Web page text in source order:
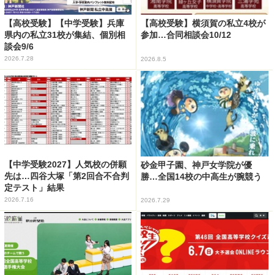
【高校受験】【中学受験】兵庫
県内の私立31校が集結、個別相
談会9/6
2026.7.28
【高校受験】横須賀の私立4校が
参加…合同相談会10/12
2026.8.5
【中学受験2027】人気校の併願
先は…四谷大塚「第2回合不合判
定テスト」結果
2026.7.16
砂金甲子園、神戸女学院が優
勝…全国14校の中高生が腕競う
2026.7.29